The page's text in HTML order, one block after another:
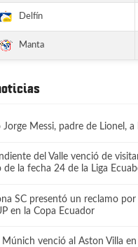
Delfín
Manta
Jorge Messi, padre de Lionel,
del Valle venció de
de la fecha 24 de la Liga
SC presentó un reclamo
en la Copa Ecuador
Múnich venció al Aston Villa